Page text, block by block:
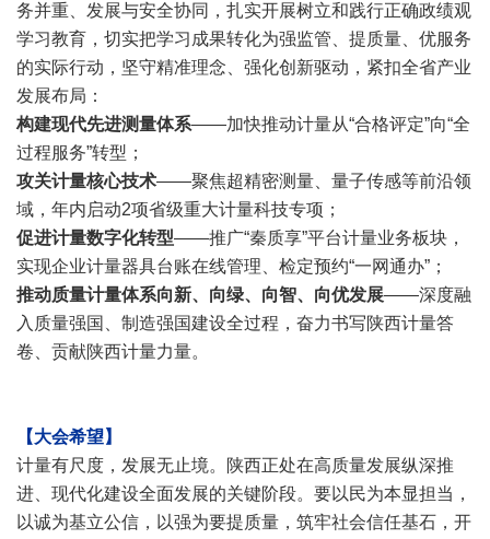
务并重、发展与安全协同，扎实开展树立和践行正确政绩观
学习教育，切实把学习成果转化为强监管、提质量、优服务
的实际行动，坚守精准理念、强化创新驱动，紧扣全省产业
发展布局：
构建现代先进测量体系——加快推动计量从“合格评定”向“全
过程服务”转型；
攻关计量核心技术——聚焦超精密测量、量子传感等前沿领
域，年内启动2项省级重大计量科技专项；
促进计量数字化转型——推广“秦质享”平台计量业务板块，
实现企业计量器具台账在线管理、检定预约“一网通办”；
推动质量计量体系向新、向绿、向智、向优发展——深度融
入质量强国、制造强国建设全过程，奋力书写陕西计量答
卷、贡献陕西计量力量。
【大会希望】
计量有尺度，发展无止境。陕西正处在高质量发展纵深推
进、现代化建设全面发展的关键阶段。要以民为本显担当，
以诚为基立公信，以强为要提质量，筑牢社会信任基石，开